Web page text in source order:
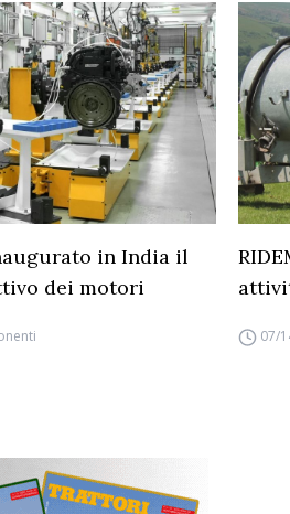
in India il
dei motori
07/